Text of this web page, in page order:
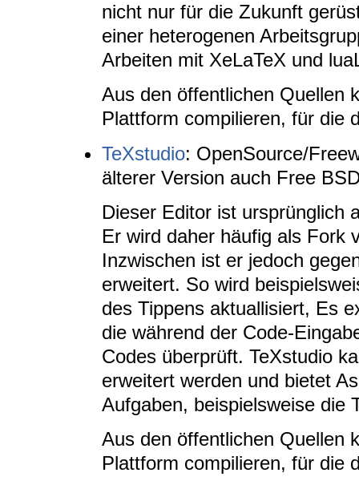
nicht nur für die Zukunft
einer heterogenen
Arbeiten mit XeLaTeX und
Aus den öffentlichen Quellen
Plattform compilieren, für die
TeXstudio: OpenSource/
älterer Version auch Free
Dieser Editor ist ursprünglich
Er wird daher häufig als Fork
Inzwischen ist er jedoch
erweitert. So wird
des Tippens aktuallisiert, Es
die während der Code-
Codes überprüft. TeXstudio
erweitert werden und bietet
Aufgaben, beispielsweise die
Aus den öffentlichen Quellen
Plattform compilieren, für die